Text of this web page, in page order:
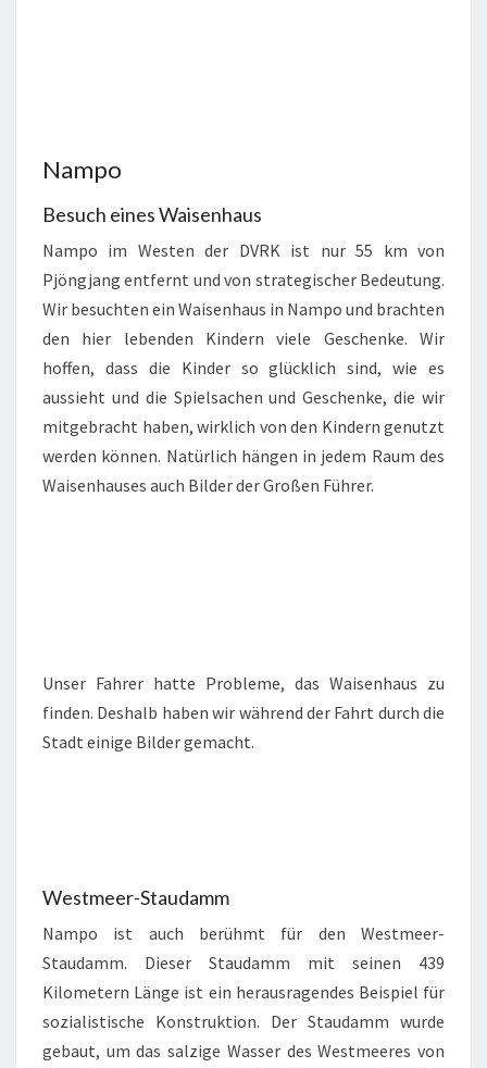
Nampo
Besuch eines Waisenhaus
Nampo im Westen der DVRK ist nur 55 km von
Pjöngjang entfernt und von strategischer Bedeutung.
Wir besuchten ein Waisenhaus in Nampo und brachten
den hier lebenden Kindern viele Geschenke. Wir
hoffen, dass die Kinder so glücklich sind, wie es
aussieht und die Spielsachen und Geschenke, die wir
mitgebracht haben, wirklich von den Kindern genutzt
werden können. Natürlich hängen in jedem Raum des
Waisenhauses auch Bilder der Großen Führer.
Unser Fahrer hatte Probleme, das Waisenhaus zu
finden. Deshalb haben wir während der Fahrt durch die
Stadt einige Bilder gemacht.
Westmeer-Staudamm
Nampo ist auch berühmt für den Westmeer-
Staudamm. Dieser Staudamm mit seinen 439
Kilometern Länge ist ein herausragendes Beispiel für
sozialistische Konstruktion. Der Staudamm wurde
gebaut, um das salzige Wasser des Westmeeres von